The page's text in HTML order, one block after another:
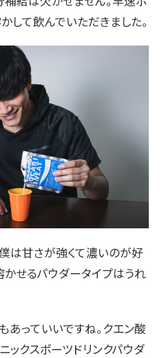
して飲んでいただきました。
は甘さが強くて濃いのが好
せるパウダータイプはうれ
あっていいですね。クエン酸
ックスポーツドリンクパウダ